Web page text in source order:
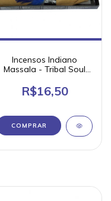
Incensos Indiano
Massala - Tribal Soul
R$16,50
COMPRAR